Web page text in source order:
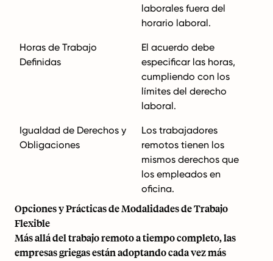
laborales fuera del
horario laboral.
Horas de Trabajo
Definidas
El acuerdo debe
especificar las horas,
cumpliendo con los
límites del derecho
laboral.
Igualdad de Derechos y
Obligaciones
Los trabajadores
remotos tienen los
mismos derechos que
los empleados en
oficina.
Opciones y Prácticas de Modalidades de Trabajo
Flexible
Más allá del trabajo remoto a tiempo completo, las
empresas griegas están adoptando cada vez más